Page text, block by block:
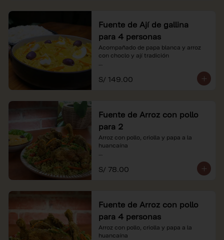
Fuente de Ají de gallina
para 4 personas
Acompañado de papa blanca y arroz
con choclo y ají tradición
*Nuestros precios están expresados en
soles e incluyen impuestos de ley y
S/ 149.00
Fuente de Arroz con pollo
para 2
Arroz con pollo, criolla y papa a la
huancaína
*Nuestros precios están expresados en
soles e incluyen impuestos de ley y
S/ 78.00
Fuente de Arroz con pollo
para 4 personas
Arroz con pollo, criolla y papa a la
huancaína